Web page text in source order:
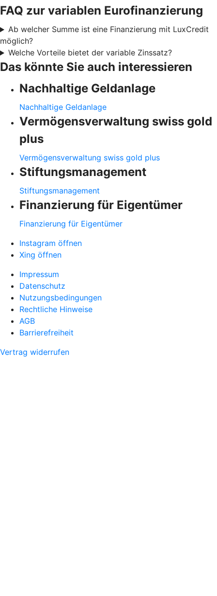
FAQ zur variablen Eurofinanzierung
Ab welcher Summe ist eine Finanzierung mit LuxCredit
möglich?
Welche Vorteile bietet der variable Zinssatz?
Das könnte Sie auch interessieren
Nachhaltige Geldanlage
Nachhaltige Geldanlage
Vermögensverwaltung swiss gold
plus
Vermögensverwaltung swiss gold plus
Stiftungsmanagement
Stiftungsmanagement
Finanzierung für Eigentümer
Finanzierung für Eigentümer
Instagram öffnen
Xing öffnen
Impressum
Datenschutz
Nutzungsbedingungen
Rechtliche Hinweise
AGB
Barrierefreiheit
Vertrag widerrufen